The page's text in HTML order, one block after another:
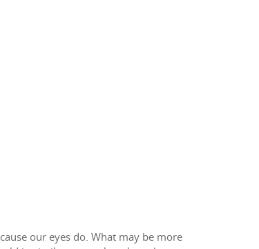
our eyes do. What may be more